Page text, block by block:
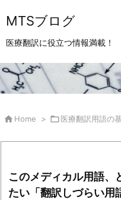
MTSブログ
医療翻訳に役立つ情報満載！
 Home > 医療翻訳用語の
このメディカル用語、
たい「翻訳しづらい用